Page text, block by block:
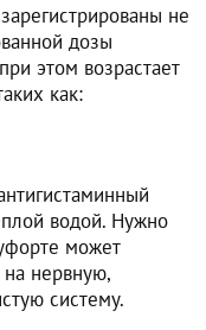
не
дозы
этом возрастает
как:
водой. Нужно
может
на нервную,
систему.